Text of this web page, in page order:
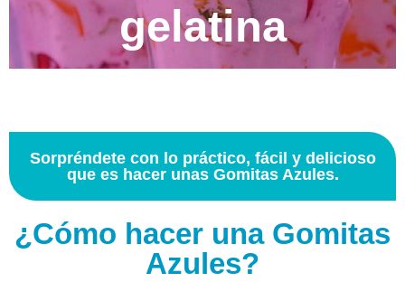
gelatina
Sorpréndete con lo práctico, fácil y delicioso
que es hacer unas Gomitas Azules.
¿Cómo hacer una Gomitas
Azules?